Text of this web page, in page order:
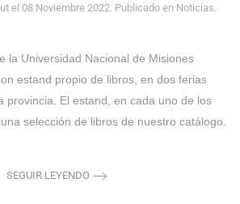
el 08 Noviembre 2022. Publicado en Noticias.
la Universidad Nacional de Misiones
estand propio de libros, en dos ferias
provincia. El estand, en cada uno de los
selección de libros de nuestro catálogo.
SEGUIR LEYENDO